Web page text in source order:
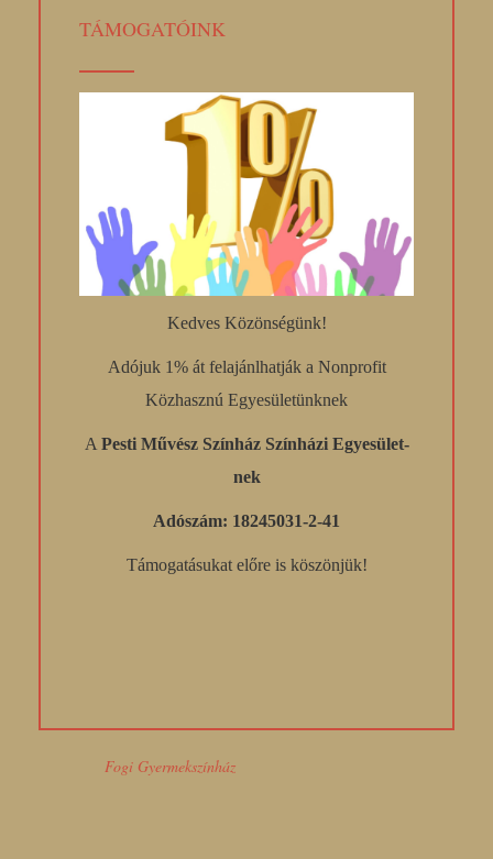
TÁMOGATÓINK
Kedves Közönségünk!
Adójuk 1% át felajánlhatják a Nonprofit
Közhasznú Egyesületünknek
A Pesti Művész Színház Színházi Egyesület-
nek
Adószám: 18245031-2-41
Támogatásukat előre is köszönjük!
Fogi Gyermekszínház